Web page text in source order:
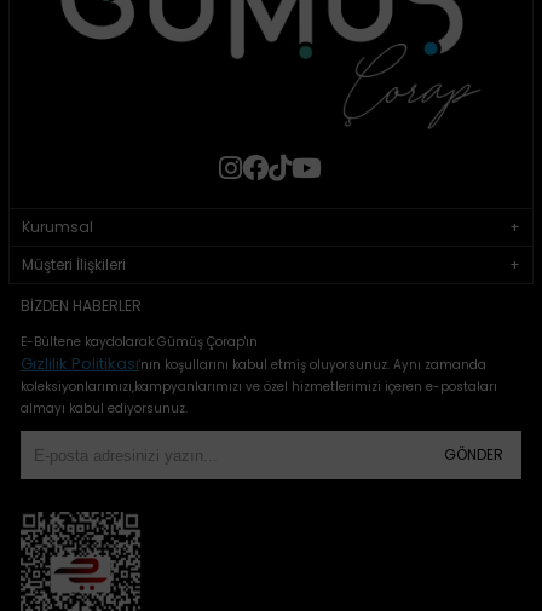
Kurumsal
Müşteri İlişkileri
BIZDEN HABERLER
E-Bültene kaydolarak Gümüş Çorap'ın
Gizlilik Politikası'nın koşullarını kabul etmiş oluyorsunuz. Aynı zamanda
koleksiyonlarımızı,kampyanlarımızı ve özel hizmetlerimizi içeren e-postaları
almayı kabul ediyorsunuz.
GÖNDER